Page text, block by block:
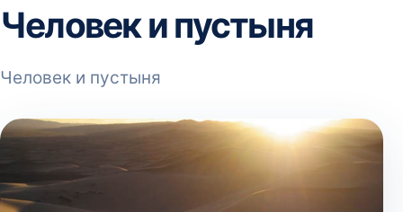
Человек и пустыня
Человек и пустыня